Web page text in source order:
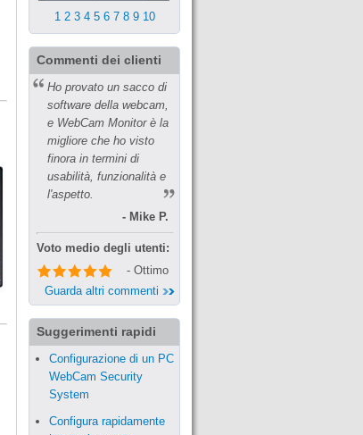
1 2 3 4 5 6 7 8 9 10
Commenti dei clienti
Ho provato un sacco di
software della webcam,
e WebCam Monitor è la
migliore che ho visto
finora in termini di
usabilità, funzionalità e
l'aspetto.
- Mike P.
Voto medio degli utenti:
- Ottimo
Guarda altri commenti
Suggerimenti rapidi
Configurazione di un PC
WebCam Security
System
Configura rapidamente